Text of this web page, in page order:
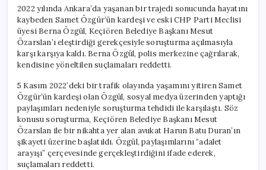
Özarslan
ile
İlgili
Soruşturma
Başlatıldı
için
2022 yılında Ankara’da yaşanan bir trajedi sonucunda hayatını
kaybeden Samet Özgür’ün kardeşi ve eski CHP Parti Meclisi
üyesi Berna Özgül, Keçiören Belediye Başkanı Mesut
Özarslan’ı eleştirdiği gerekçesiyle soruşturma açılmasıyla
karşı karşıya kaldı. Berna Özgül, polis merkezine çağrılarak,
kendisine yöneltilen suçlamaları reddetti.
5 Kasım 2022’deki bir trafik olayında yaşamını yitiren Samet
Özgür’ün kardeşi olan Özgül, sosyal medya üzerinden yaptığı
paylaşımları nedeniyle soruşturma tehdidi ile karşılaştı. Söz
konusu soruşturma, Keçiören Belediye Başkanı Mesut
Özarslan ile bir nikahta yer alan avukat Harun Batu Duran’ın
şikayeti üzerine başlatıldı. Özgül, paylaşımlarını “adalet
arayışı” çerçevesinde gerçekleştirdiğini ifade ederek,
suçlamaları reddetti.